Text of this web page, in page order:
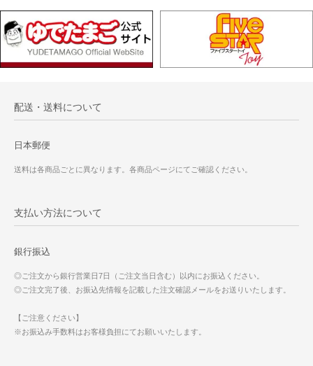
配送・送料について
日本郵便
送料は各商品ごとに異なります。各商品ページにてご確認ください。
支払い方法について
銀行振込
◎ご注文から銀行営業日7日（ご注文当日含む）以内にお振込ください。
◎ご注文完了後、お振込先情報を記載した注文確認メールをお送りいたします。
【ご注意ください】
※お振込み手数料はお客様負担にてお願いいたします。